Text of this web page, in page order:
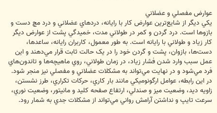
عوارض مفصلي و عضلاني
يکي ديگر از شايع‌ترين عوارض کار با رايانه، دردهاي عضلاني و درد مچ دست و
بازوها است. درد گردن و کمر در طولاني مدت، خميدگي پشت از عوارض ديگر
کار زياد و طولاني با رايانه است. به طور معمول،‌ کاربران رايانه، ساعدها،
دست‌ها، بازوان، پشت و گردن خود را در يک حالت ثابت قرار مي‌دهند و اين
عمل سبب وارد شدن فشار زياد، در زمان طولاني، روي ماهيچه‌ها و تاندون‌هاي
فرد مي‌شود و در نهايت مي‌تواند به مشکلات عضلاني و مفصلي نيز منجر شود.
در اين رابطه، عوامل ارگونوميکي مانند بار کاري، حرکات تکراري، طرز نشستن،
زاويه ديد، وضعيت ميز و صندلي، ارتفاع صفحه کليد و مانيتور، وضعيت نوري،
سرعت تايپ و نداشتن آرامش رواني مي‌تواند از مشکلات جدي به شمار رود.